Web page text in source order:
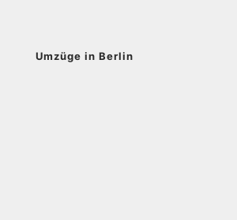
Umzüge in Berlin